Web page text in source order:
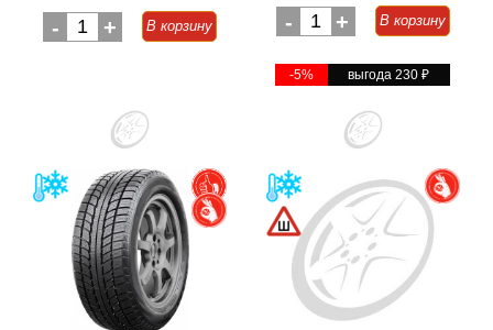
- 1 + В корзину - 1 + В корзину
-5% выгода 230₽